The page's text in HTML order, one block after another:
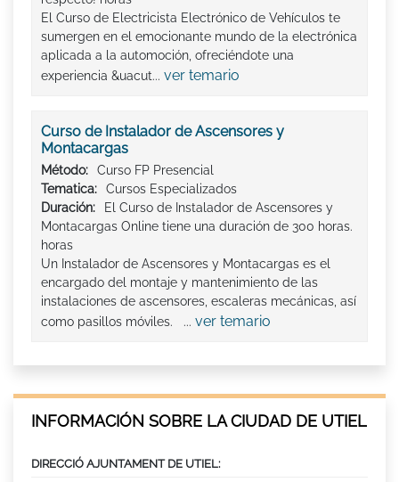
El Curso de Electricista Electrónico de Vehículos te
sumergen en el emocionante mundo de la electrónica
aplicada a la automoción, ofreciéndote una
experiencia &uacut... ver temario
Curso de Instalador de Ascensores y
Montacargas
Método:
Curso FP Presencial
Tematica:
Cursos Especializados
Duración:
El Curso de Instalador de Ascensores y
Montacargas Online tiene una duración de 300 horas.
horas
Un Instalador de Ascensores y Montacargas es el
encargado del montaje y mantenimiento de las
instalaciones de ascensores, escaleras mecánicas, así
como pasillos móviles. ... ver temario
INFORMACIÓN SOBRE LA CIUDAD DE UTIEL
DIRECCIÓ AJUNTAMENT DE UTIEL: